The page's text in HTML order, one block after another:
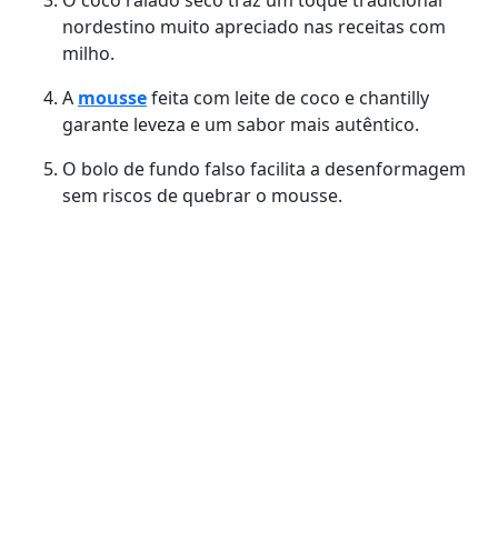
nordestino muito apreciado nas receitas com
milho.
A moussefeita com leite de coco e chantilly
garante leveza e um sabor mais autêntico.
O bolo de fundo falso facilita a desenformagem
sem riscos de quebrar o mousse.